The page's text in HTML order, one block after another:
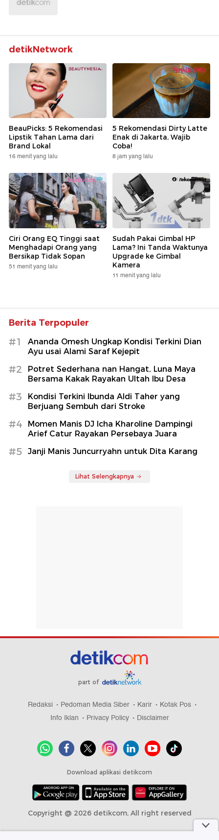
detikNetwork
BeauPicks: 5 Rekomendasi
Lipstik Tahan Lama dari
Brand Lokal
16 menit yang lalu
5 Rekomendasi Dirty Latte
Enak di Jakarta, Wajib
Coba!
8 jam yang lalu
Ciri Orang EQ Tinggi saat
Menghadapi Orang yang
Bersikap Tidak Sopan
51 menit yang lalu
Sudah Pakai Gimbal HP
Lama? Ini Tanda Waktunya
Upgrade ke Gimbal
Kamera
11 menit yang lalu
Berita Terpopuler
#1
Ananda Omesh Ungkap Kondisi Terkini Dian
Ayu usai Alami Saraf Kejepit
#2
Potret Sederhana nan Hangat, Luna Maya
Bersama Kakak Rayakan Ultah Ibu Desa
#3
Kondisi Terkini Ibunda Aldi Taher yang
Berjuang Sembuh dari Stroke
#4
Momen Manis DJ Icha Kharoline Dampingi
Arief Catur Rayakan Persebaya Juara
#5 Janji Manis Juncurryahn untuk Dita Karang
Lihat Selengkapnya
part of
Redaksi Pedoman Media Siber Karir
Kotak Pos
Info Iklan
Privacy Policy Disclaimer
Download aplikasi detikcom
Copyright @ 2026 detikcom, All right reserved